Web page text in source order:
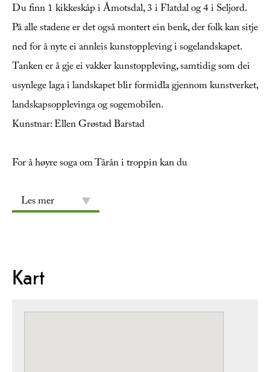
Du finn 1 kikkeskåp i Åmotsdal, 3 i Flatdal og 4 i Seljord.
På alle stadene er det også montert ein benk, der folk kan sitje
ned for å nyte ei annleis kunstoppleving i sogelandskapet.
Tanken er å gje ei vakker kunstoppleving, samtidig som dei
usynlege laga i landskapet blir formidla gjennom kunstverket,
landskapsopplevinga og sogemobilen.
Kunstnar: Ellen Grøstad Barstad
For å høyre soga om Tårån i troppin kan du
Les mer
Kart